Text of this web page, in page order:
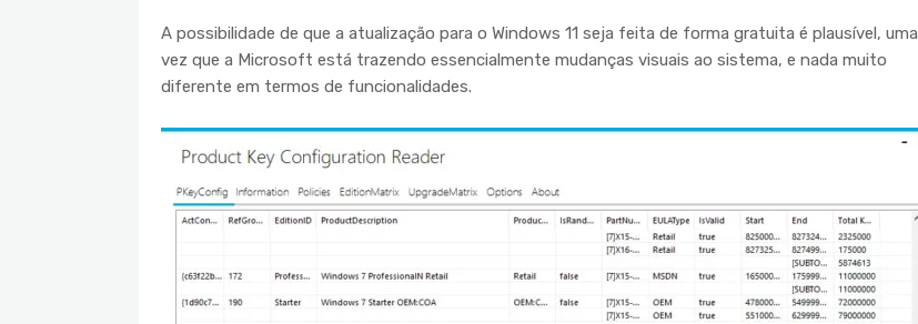
A possibilidade de que a atualização para o Windows 11 seja feita de forma gratuita é plausível, uma
vez que a Microsoft está trazendo essencialmente mudanças visuais ao sistema, e nada muito
diferente em termos de funcionalidades.